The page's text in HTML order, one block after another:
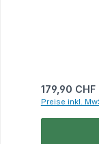
Regulärer
179,90 CHF
Preise inkl.